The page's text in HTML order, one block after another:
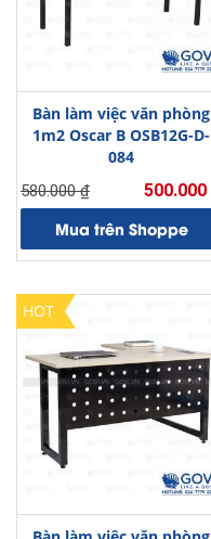
Bàn làm việc văn phòng
1m2 Oscar B OSB12G-D-
084
580.000₫
Giá
là:
580.000 ₫.
500.000
Giá
tại
là:
Mua trên Shoppe
HOT